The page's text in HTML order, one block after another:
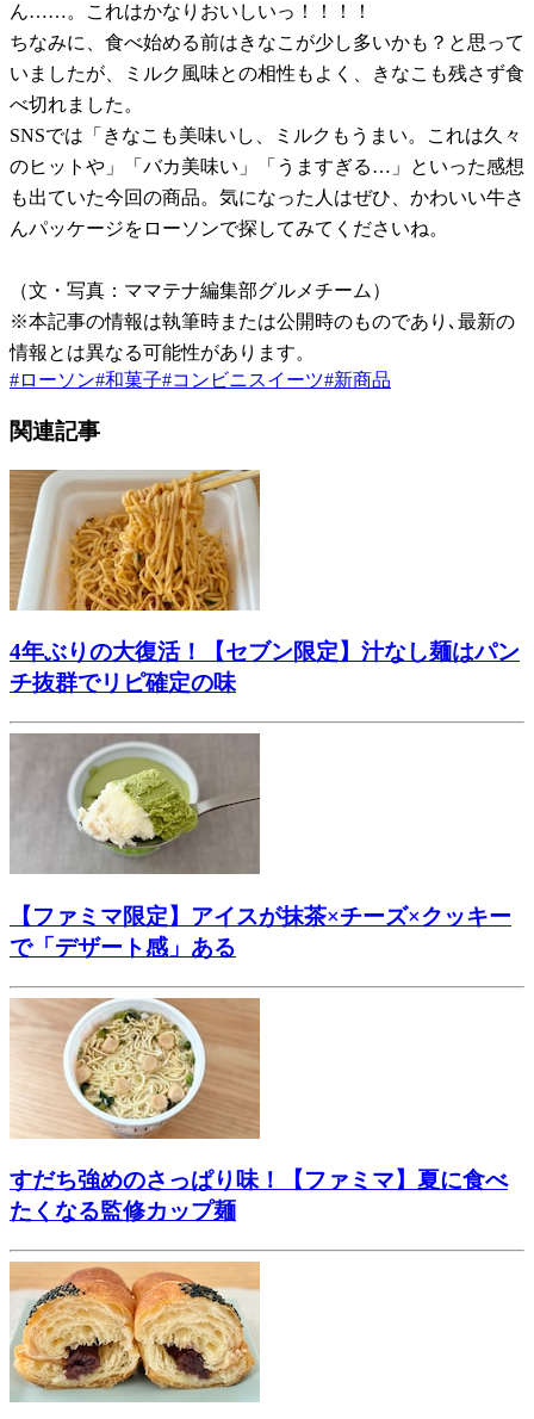
ん……。これはかなりおいしいっ！！！！
ちなみに、食べ始める前はきなこが少し多いかも？と思って
いましたが、ミルク風味との相性もよく、きなこも残さず食
べ切れました。
SNSでは「きなこも美味いし、ミルクもうまい。これは久々
のヒットや」「バカ美味い」「うますぎる…」といった感想
も出ていた今回の商品。気になった人はぜひ、かわいい牛さ
んパッケージをローソンで探してみてくださいね。
（文・写真：ママテナ編集部グルメチーム）
※本記事の情報は執筆時または公開時のものであり､最新の
情報とは異なる可能性があります。
#ローソン#和菓子#コンビニスイーツ#新商品
関連記事
4年ぶりの大復活！【セブン限定】汁なし麺はパン
チ抜群でリピ確定の味
【ファミマ限定】アイスが抹茶×チーズ×クッキー
で「デザート感」ある
すだち強めのさっぱり味！【ファミマ】夏に食べ
たくなる監修カップ麺